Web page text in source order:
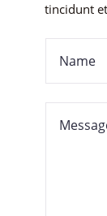
tincidunt